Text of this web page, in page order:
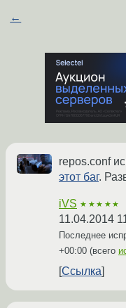
←
repos.conf
этот баг.
iVS ★★★★★
11.04.2014
Последнее
+00:00 (всего
Ссылка